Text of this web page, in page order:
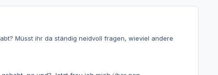
Müsst ihr da ständig neidvoll fragen, wieviel andere